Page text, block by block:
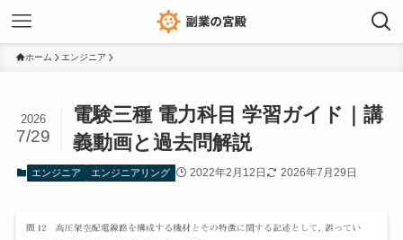
ホーム エンジニア
電験三種 電力科目 学習ガイド｜講
義動画と過去問解説
2026
7/29
エンジニア エンジニアリング 2022年2月12日 2026年7月29日